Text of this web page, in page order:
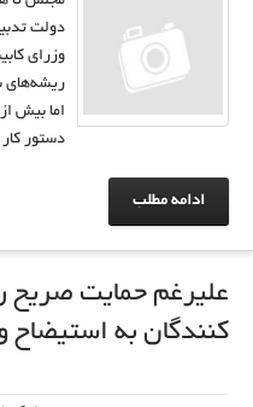
دولت
وزرای
ریشه‌های
اما بیش
دستور
ادامه مطلب
علیرغم حمایت صریح
کنندگان به استیضاح